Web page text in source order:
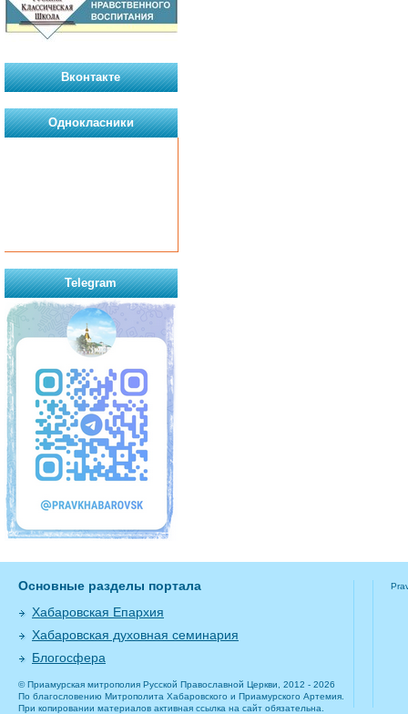
Вконтакте
Однокласники
Telegram
Основные разделы портала
Хабаровская Епархия
Хабаровская духовная семинария
Блогосфера
© Приамурская митрополия Русской Православной Церкви, 2012 - 2026
По благословению Митрополита Хабаровского и Приамурского Артемия.
При копировании материалов активная ссылка на сайт обязательна.